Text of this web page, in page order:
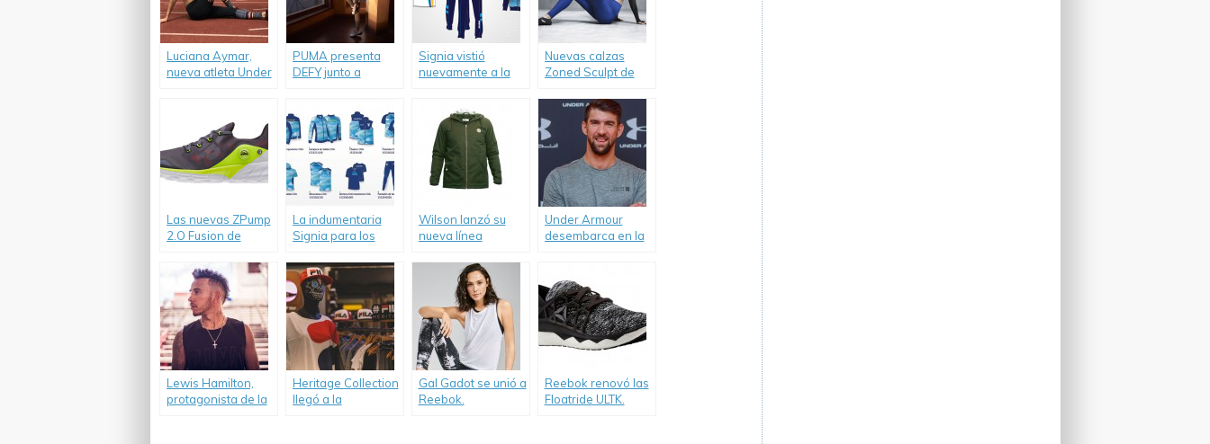
Luciana Aymar,
nueva atleta Under
PUMA presenta
DEFY junto a
Signia vistió
nuevamente a la
argentinos en los
Juegos
Suramericanos.
Nuevas calzas
Zoned Sculpt de
Las nuevas ZPump
2.O Fusion de
La indumentaria
Signia para los
Wilson lanzó su
nueva línea
Under Armour
desembarca en la
Phelps.
Lewis Hamilton,
protagonista de la
Heritage Collection
llegó a la
Gal Gadot se unió a
Reebok.
Reebok renovó las
Floatride ULTK.